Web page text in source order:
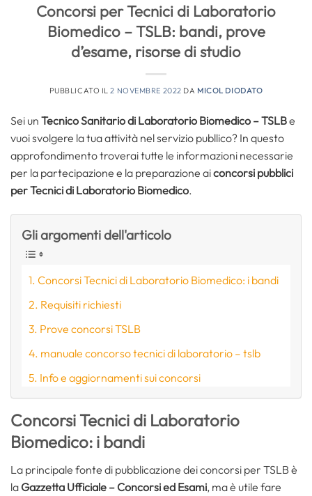
Concorsi per Tecnici di Laboratorio
Biomedico – TSLB: bandi, prove
d’esame, risorse di studio
PUBBLICATO IL2 NOVEMBRE 2022 DA MICOL DIODATO
Sei un Tecnico Sanitario di Laboratorio Biomedico – TSLBe
vuoi svolgere la tua attività nel servizio publlico? In questo
approfondimento troverai tutte le informazioni necessarie
per la partecipazione e la preparazione aiconcorsi pubblici
per Tecnici di Laboratorio Biomedico.
Gli argomenti dell'articolo
Concorsi Tecnici di Laboratorio Biomedico: i bandi
Requisiti richiesti
Prove concorsi TSLB
manuale concorso tecnici di laboratorio – tslb
Info e aggiornamenti sui concorsi
Concorsi Tecnici di Laboratorio
Biomedico: i bandi
La principale fonte di pubblicazione dei concorsi per TSLB è
la Gazzetta Ufficiale – Concorsi ed Esami, ma è utile fare